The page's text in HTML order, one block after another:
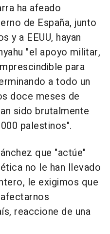
ha afeado
de España, junto
y a EEUU, hayan
"el apoyo militar,
para
a todo un
doce meses de
sido brutalmente
palestinos".
que "actúe"
no le han llevado
le exigimos que
reaccione de una